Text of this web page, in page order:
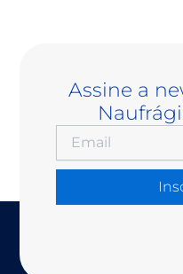
Assine a